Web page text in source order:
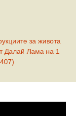
за живота
Далай Лама на 1